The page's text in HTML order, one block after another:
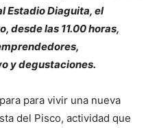
Estadio Diaguita, el
desde las 11.00 horas,
y degustaciones.
para vivir una nueva
del Pisco, actividad que